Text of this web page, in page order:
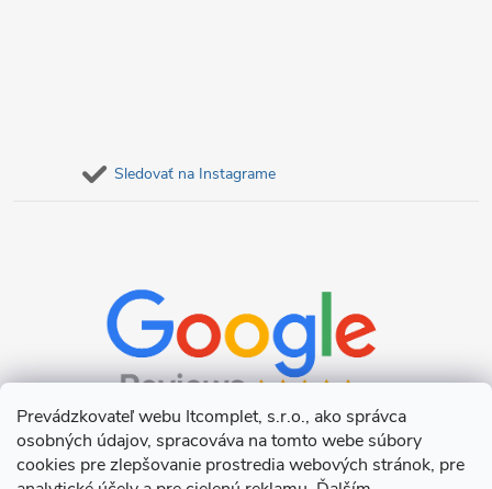
Prevádzkovateľ webu Itcomplet, s.r.o., ako správca
osobných údajov, spracováva na tomto webe súbory
cookies pre zlepšovanie prostredia webových stránok, pre
Sledovať na Instagrame